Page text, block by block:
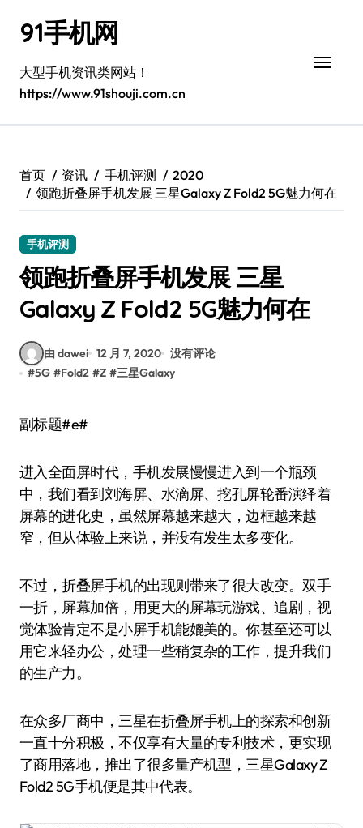
91手机网
大型手机资讯类网站！
https://www.91shouji.com.cn
首页 资讯 手机评测
2020
领跑折叠屏手机发展 三星Galaxy Z Fold2 5G魅力何在
手机评测
领跑折叠屏手机发展 三星
Galaxy Z Fold2 5G魅力何在
由 dawei 12 月 7, 2020 没有评论
#5G #Fold2 #Z #三星Galaxy
副标题#e#
进入全面屏时代，手机发展慢慢进入到一个瓶颈
中，我们看到刘海屏、水滴屏、挖孔屏轮番演绎着
屏幕的进化史，虽然屏幕越来越大，边框越来越
窄，但从体验上来说，并没有发生太多变化。
不过，折叠屏手机的出现则带来了很大改变。双手
一折，屏幕加倍，用更大的屏幕玩游戏、追剧，视
觉体验肯定不是小屏手机能媲美的。你甚至还可以
用它来轻办公，处理一些稍复杂的工作，提升我们
的生产力。
在众多厂商中，三星在折叠屏手机上的探索和创新
一直十分积极，不仅享有大量的专利技术，更实现
了商用落地，推出了很多量产机型，三星Galaxy Z
Fold2 5G手机便是其中代表。